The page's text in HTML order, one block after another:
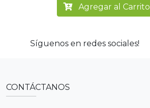
Agregar al Carrito
Síguenos en redes sociales!
CONTÁCTANOS